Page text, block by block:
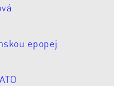
epopej